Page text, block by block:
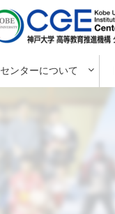
センターについて